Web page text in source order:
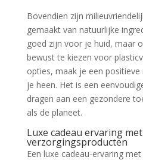
Bovendien zijn
gemaakt van natuurlijke
goed zijn voor je huid, maar
bewust te kiezen voor
opties, maak je een
je heen. Het is een
dragen aan een gezondere
als de planeet.
Luxe cadeau ervaring met
verzorgingsproducten
Een luxe cadeau-ervaring